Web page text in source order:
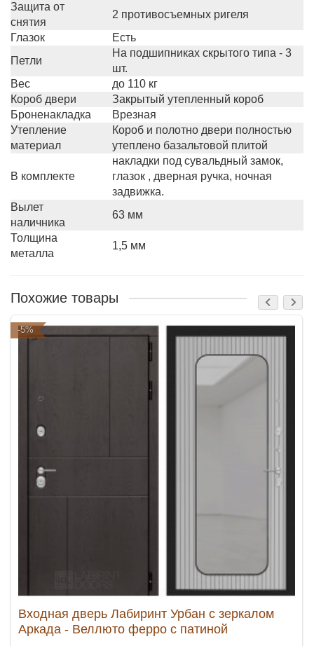
Защита от
снятия
2 противосъемных ригеля
Глазок
Есть
Петли
На подшипниках скрытого типа - 3
шт.
Вес
до 110 кг
Короб двери
Закрытый утепленный короб
Броненакладка
Врезная
Утепление
материал
Короб и полотно двери полностью
утеплено базальтовой плитой
В комплекте
накладки под сувальдный замок,
глазок , дверная ручка, ночная
задвижка.
Вылет
наличника
63 мм
Толщина
металла
1,5 мм
Похожие товары
-5%
Входная дверь Лабиринт Урбан с зеркалом
Аркада - Веллюто ферро с патиной